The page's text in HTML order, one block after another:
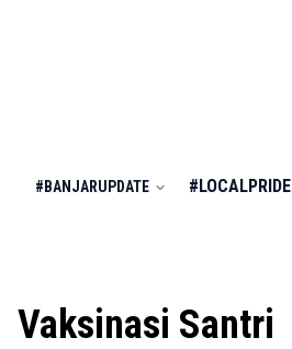
#BANJARUPDATE #LOCALPRIDE
Vaksinasi Santri